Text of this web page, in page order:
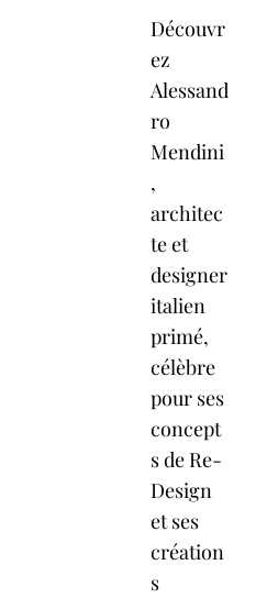
Découvr
ez
Alessand
ro
Mendini
,
architec
te et
designer
italien
primé,
célèbre
pour ses
concept
s de Re-
Design
et ses
création
s